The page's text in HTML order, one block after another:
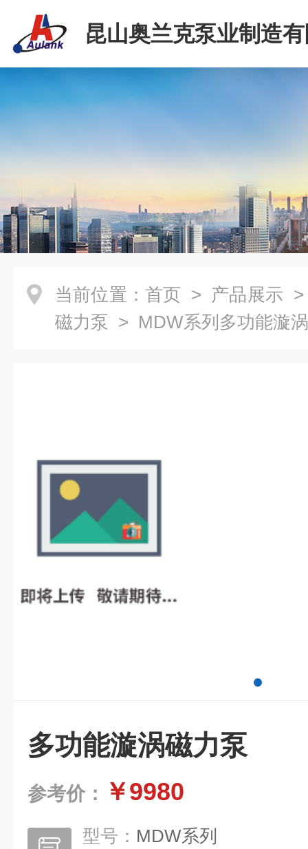
昆山奥兰克泵业制造
当前位置： 首页 > 产品展示
磁力泵 > MDW系列多功能漩
多功能漩涡磁力泵
参考价： ￥9980
型号： MDW系列